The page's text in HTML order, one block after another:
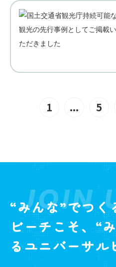
1 ... 5
JOIN
“みんな”でつく
ビーチこそ、“
るユニバーサル